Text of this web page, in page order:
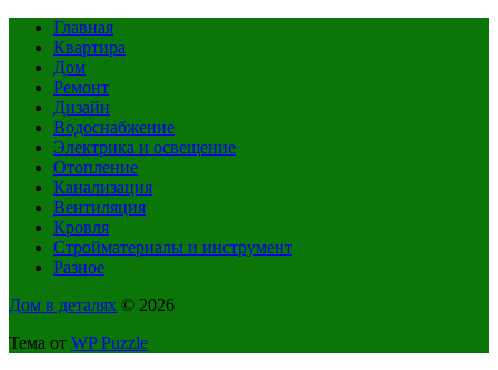
Главная
Квартира
Дом
Ремонт
Дизайн
Водоснабжение
Электрика и освещение
Отопление
Канализация
Вентиляция
Кровля
Стройматериалы и инструмент
Разное
Дом в деталях © 2026
Тема от WP Puzzle